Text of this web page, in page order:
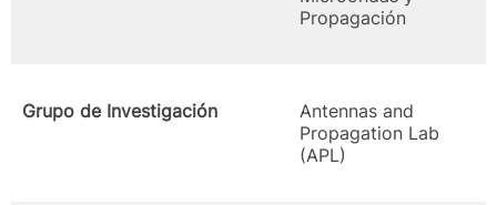
Propagación
Grupo de Investigación
Antennas and
Propagation Lab
(APL)